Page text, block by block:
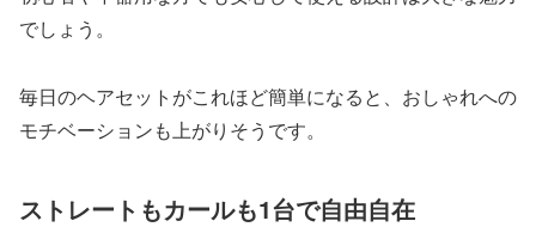
でしょう。
毎日のヘアセットがこれほど簡単になると、おしゃれへの
モチベーションも上がりそうです。
ストレートもカールも1台で自由自在